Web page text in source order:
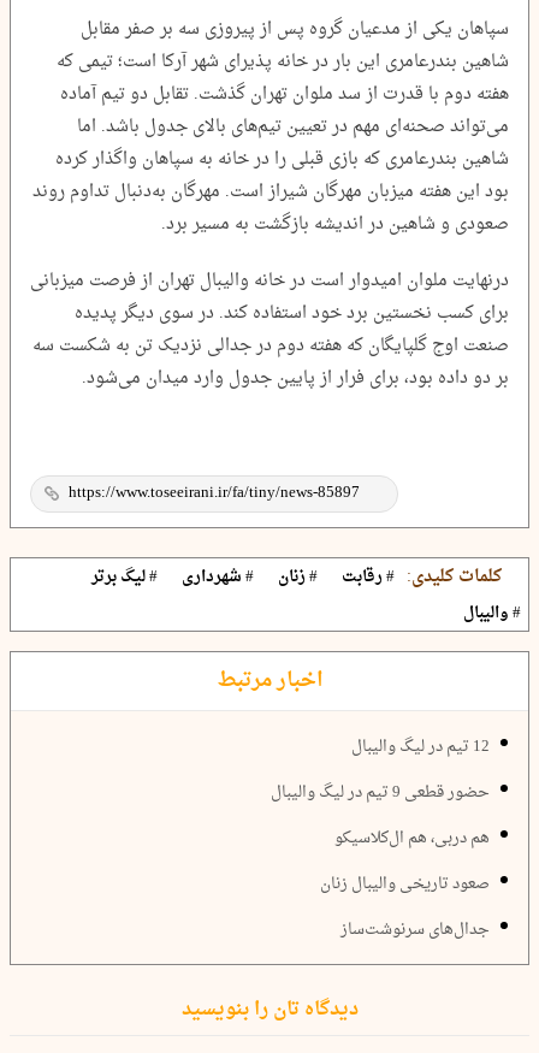
سپاهان یکی از مدعیان گروه پس از پیروزی سه بر صفر مقابل
شاهین بندرعامری این بار در خانه پذیرای شهر آرکا است؛ تیمی که
هفته دوم با قدرت از سد ملوان تهران گذشت. تقابل دو تیم آماده
می‌تواند صحنه‌ای مهم در تعیین تیم‌های بالای جدول باشد. اما
شاهین بندرعامری که بازی قبلی را در خانه به سپاهان واگذار کرده
بود این هفته میزبان مهرگان شیراز است. مهرگان به‌دنبال تداوم روند
صعودی و شاهین در اندیشه بازگشت به مسیر برد.
درنهایت ملوان امیدوار است در خانه والیبال تهران از فرصت میزبانی
برای کسب نخستین برد خود استفاده کند. در سوی دیگر پدیده
صنعت اوج گلپایگان که هفته دوم در جدالی نزدیک تن به شکست سه
بر دو داده بود، برای فرار از پایین جدول وارد میدان می‌شود.
کلمات کلیدی: # رقابت # زنان # شهرداری
# لیگ برتر
# والیبال
اخبار مرتبط
12 تیم در لیگ والیبال
حضور قطعی 9 تیم در لیگ والیبال
هم دربی‌، هم ال‌کلاسیکو
صعود تاریخی والیبال زنان
جدال‌های سرنوشت‌ساز
دیدگاه تان را بنویسید